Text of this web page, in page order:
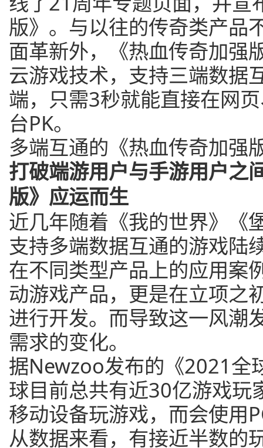
版》。与以往的传奇类产品
面革新外，《热血传奇加强
云游戏技术，支持三端数据
端，只需3秒就能直接在网
台PK。
多端互通的《热血传奇加强
打破端游用户与手游用户之
版》应运而生
近几年随着《我的世界》《
支持多端数据互通的游戏陆
在不同类型产品上的应用案
动游戏产品，更是在立项之
进行开发。而导致这一风潮
需求的变化。
据Newzoo发布的《2021全
球目前总共有近30亿游戏
移动设备玩游戏，而会使用
从数据来看，有接近半数的